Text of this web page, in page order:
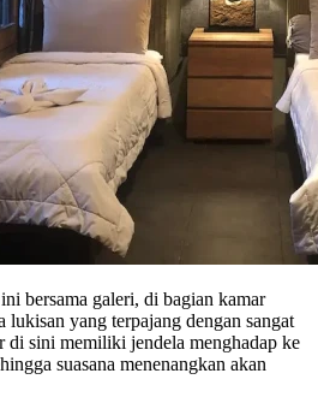
bersama galeri, di bagian kamar
lukisan yang terpajang dengan sangat
di sini memiliki jendela menghadap ke
suasana menenangkan akan